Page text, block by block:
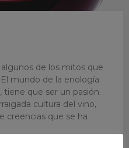
de los mitos que
mundo de la enología
que ser un pasión.
cultura del vino,
creencias que se ha